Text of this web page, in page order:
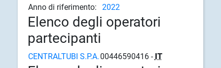
Anno di riferimento:
2022
Elenco degli operatori
partecipanti
CENTRALTUBI S.P.A. 00446590416 - IT